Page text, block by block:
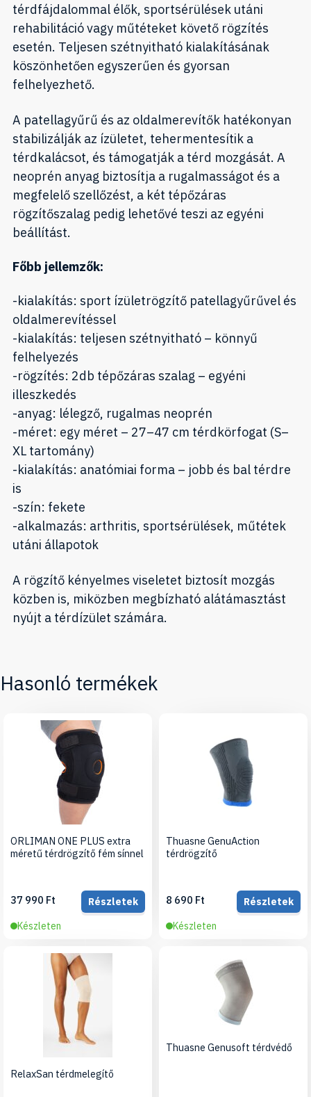
térdfájdalommal élők, sportsérülések utáni
rehabilitáció vagy műtéteket követő rögzítés
esetén. Teljesen szétnyitható kialakításának
köszönhetően egyszerűen és gyorsan
felhelyezhető.
A patellagyűrű és az oldalmerevítők hatékonyan
stabilizálják az ízületet, tehermentesítik a
térdkalácsot, és támogatják a térd mozgását. A
neoprén anyag biztosítja a rugalmasságot és a
megfelelő szellőzést, a két tépőzáras
rögzítőszalag pedig lehetővé teszi az egyéni
beállítást.
Főbb jellemzők:
-kialakítás: sport ízületrögzítő patellagyűrűvel és
oldalmerevítéssel
-kialakítás: teljesen szétnyitható – könnyű
felhelyezés
-rögzítés: 2db tépőzáras szalag – egyéni
illeszkedés
-anyag: lélegző, rugalmas neoprén
-méret: egy méret – 27–47 cm térdkörfogat (S–
XL tartomány)
-kialakítás: anatómiai forma – jobb és bal térdre
is
-szín: fekete
-alkalmazás: arthritis, sportsérülések, műtétek
utáni állapotok
A rögzítő kényelmes viseletet biztosít mozgás
közben is, miközben megbízható alátámasztást
nyújt a térdízület számára.
Hasonló termékek
ORLIMAN ONE PLUS extra
méretű térdrögzítő fém sínnel
37 990 Ft
Részletek
Készleten
Thuasne GenuAction
térdrögzítő
8 690 Ft
Részletek
Készleten
RelaxSan térdmelegítő
Thuasne Genusoft térdvédő